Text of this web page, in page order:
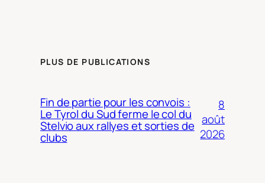
PLUS DE PUBLICATIONS
Fin de partie pour les convois :
Le Tyrol du Sud ferme le col du
Stelvio aux rallyes et sorties de
clubs
8
août
2026